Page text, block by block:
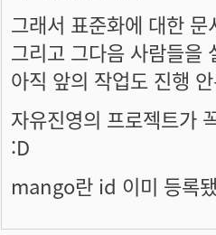
그래서 표준화에 대한
그리고 그다음 사람들을
아직 앞의 작업도 진행
자유진영의 프로젝트가
:D
mango란 id 이미 등록